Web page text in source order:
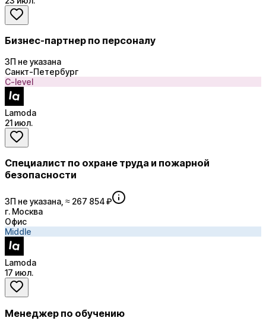
Бизнес-партнер по персоналу
ЗП не указана
Санкт-Петербург
C-level
Lamoda
21 июл.
Специалист по охране труда и пожарной
безопасности
ЗП не указана, ≈ 267 854 ₽
г. Москва
Офис
Middle
Lamoda
17 июл.
Менеджер по обучению